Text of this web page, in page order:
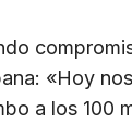
«Hoy
a los 100